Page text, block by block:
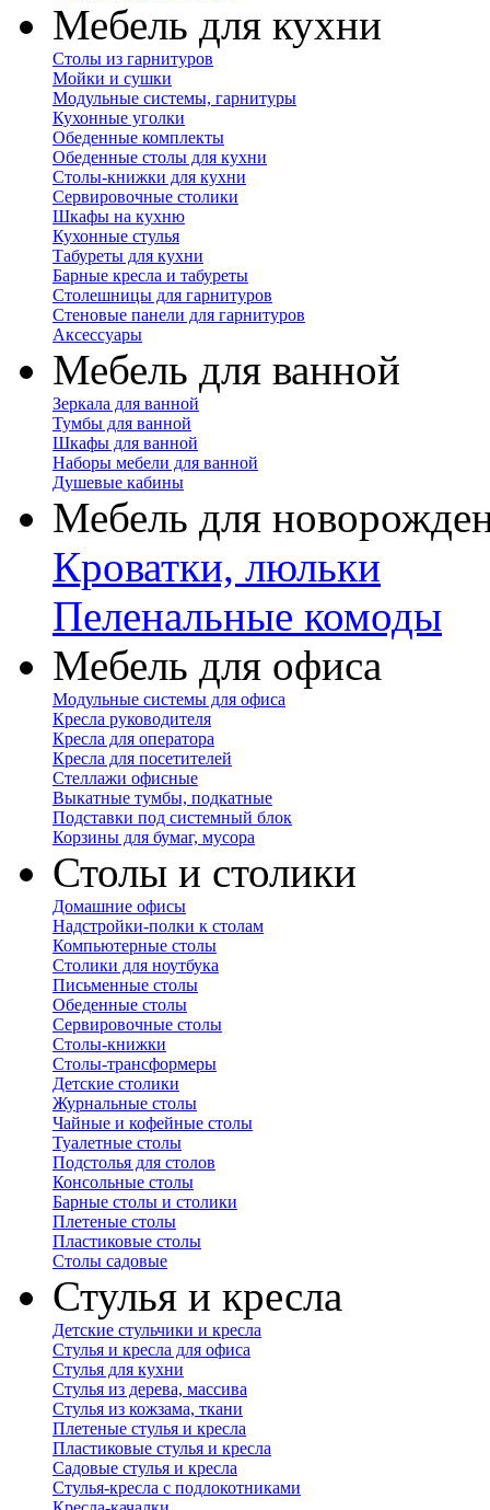
Мебель для кухни
Столы из гарнитуров
Мойки и сушки
Модульные системы, гарнитуры
Кухонные уголки
Обеденные комплекты
Обеденные столы для кухни
Столы-книжки для кухни
Сервировочные столики
Шкафы на кухню
Кухонные стулья
Табуреты для кухни
Барные кресла и табуреты
Столешницы для гарнитуров
Стеновые панели для гарнитуров
Аксессуары
Мебель для ванной
Зеркала для ванной
Тумбы для ванной
Шкафы для ванной
Наборы мебели для ванной
Душевые кабины
Мебель для
Кроватки, люльки
Пеленальные комоды
Мебель для офиса
Модульные системы для офиса
Кресла руководителя
Кресла для оператора
Кресла для посетителей
Стеллажи офисные
Выкатные тумбы, подкатные
Подставки под системный блок
Корзины для бумаг, мусора
Столы и столики
Домашние офисы
Надстройки-полки к столам
Компьютерные столы
Столики для ноутбука
Письменные столы
Обеденные столы
Сервировочные столы
Столы-книжки
Столы-трансформеры
Детские столики
Журнальные столы
Чайные и кофейные столы
Туалетные столы
Подстолья для столов
Консольные столы
Барные столы и столики
Плетеные столы
Пластиковые столы
Столы садовые
Стулья и кресла
Детские стульчики и кресла
Стулья и кресла для офиса
Стулья для кухни
Стулья из дерева, массива
Стулья из кожзама, ткани
Плетеные стулья и кресла
Пластиковые стулья и кресла
Садовые стулья и кресла
Стулья-кресла с подлокотниками